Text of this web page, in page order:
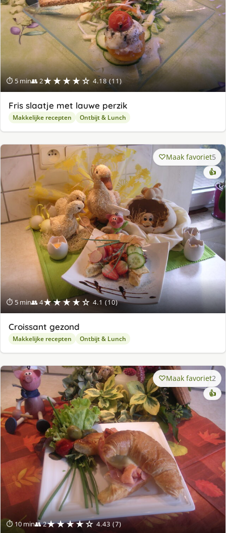
⏱ 5 min👥 2★★★★☆ 4.18 (11)
Fris slaatje met lauwe perzik
Makkelijke recepten Ontbijt & Lunch
⏱ 5 min👥 4★★★★☆ 4.1 (10)
Maak favoriet5
👍
Croissant gezond
Makkelijke recepten Ontbijt & Lunch
⏱ 10 min👥 2★★★★☆ 4.43 (7)
Maak favoriet2
👍